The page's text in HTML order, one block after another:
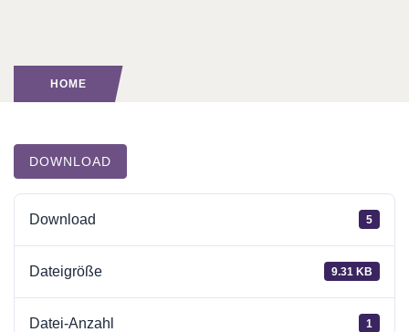
HOME
DOWNLOAD
Download 5
Dateigröße 9.31 KB
Datei-Anzahl 1